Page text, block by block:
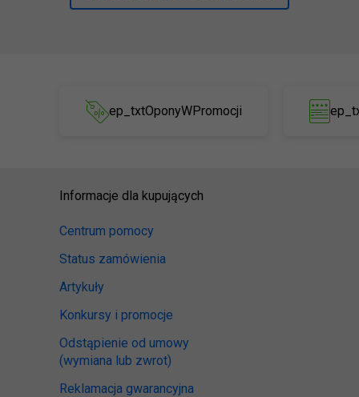
ep_txtOponyWPromocji
Informacje dla kupujących
Centrum pomocy
Status zamówienia
Artykuły
Konkursy i promocje
Odstąpienie od umowy
(wymiana lub zwrot)
Reklamacja gwarancyjna